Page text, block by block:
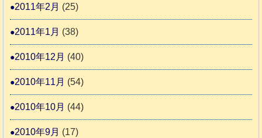
2011年2月 (25)
2011年1月 (38)
2010年12月 (40)
2010年11月 (54)
2010年10月 (44)
2010年9月 (17)